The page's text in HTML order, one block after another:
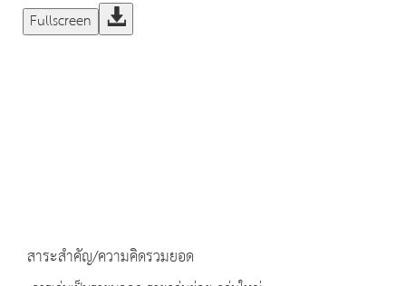
Fullscreen
สาระสำคัญ/ความคิดรวมยอด